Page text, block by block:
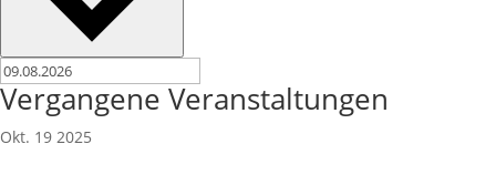
Vergangene Veranstaltungen
Okt. 19 2025